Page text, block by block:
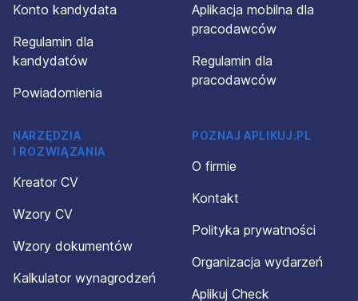
Konto kandydata
Regulamin dla
kandydatów
Powiadomienia
Aplikacja mobilna dla
pracodawców
Regulamin dla
pracodawców
NARZĘDZIA
I ROZWIĄZANIA
Kreator CV
Wzory CV
Wzory dokumentów
Kalkulator wynagrodzeń
POZNAJ APLIKUJ.PL
O firmie
Kontakt
Polityka prywatności
Organizacja wydarzeń
Aplikuj Check